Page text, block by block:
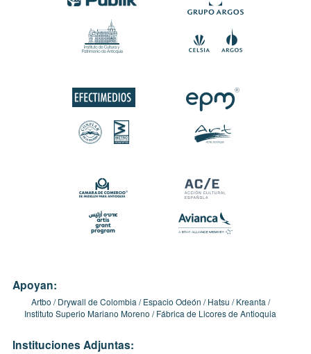
Apoyan:
Artbo Drywall de Colombia Espacio Odeón Hatsu
Kreanta
Instituto Superio Mariano Moreno
Fábrica de Licores de Antioquia
Instituciones Adjuntas: